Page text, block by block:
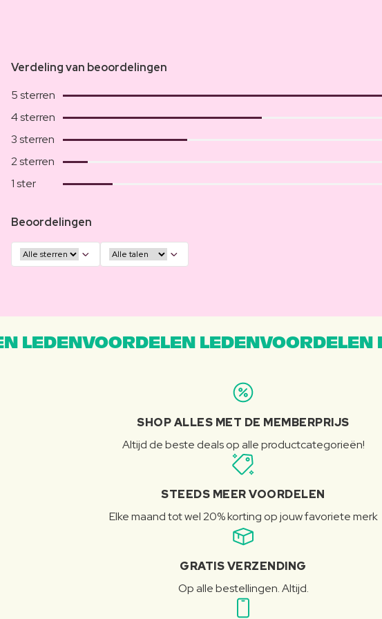
Verdeling van beoordelingen
5 sterren
4 sterren
3 sterren
2 sterren
1 ster
Beoordelingen
LEDENVOORDELEN
SHOP ALLES MET DE MEMBERPRIJS
Altijd de beste deals op alle productcategorieën!
STEEDS MEER VOORDELEN
Elke maand tot wel 20% korting op jouw favoriete merk
GRATIS VERZENDING
Op alle bestellingen. Altijd.